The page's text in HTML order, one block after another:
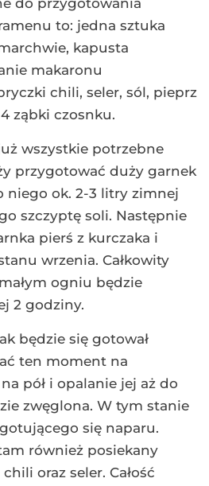
do przygotowania
to: jedna sztuka
kapusta
makaronu
chili, seler, sól, pieprz
ząbki czosnku.
wszystkie potrzebne
przygotować duży garnek
niego ok. 2-3 litry zimnej
szczyptę soli. Następnie
pierś z kurczaka i
wrzenia. Całkowity
ogniu będzie
2 godziny.
będzie się gotował
ten moment na
pół i opalanie jej aż do
zwęglona. W tym stanie
się naparu.
również posiekany
oraz seler. Całość